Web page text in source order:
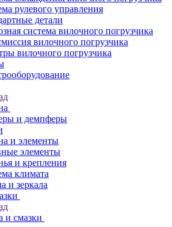
рулевого управления
детали
система вилочного погрузчика
вилочного погрузчика
вилочного погрузчика
и демпферы
и элементы
элементы
и крепления
климата
и зеркала
и смазки